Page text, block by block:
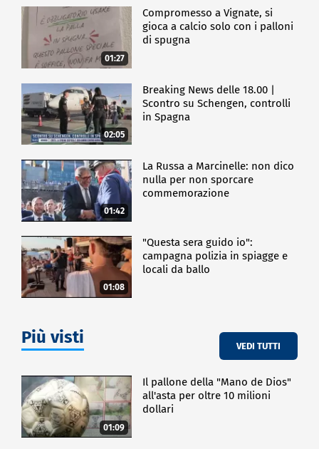
01:27
Compromesso a Vignate, si
gioca a calcio solo con i palloni
di spugna
02:05
Breaking News delle 18.00 |
Scontro su Schengen, controlli
in Spagna
01:42
La Russa a Marcinelle: non dico
nulla per non sporcare
commemorazione
01:08
"Questa sera guido io":
campagna polizia in spiagge e
locali da ballo
Più visti VEDI TUTTI
01:09
Il pallone della "Mano de Dios"
all'asta per oltre 10 milioni
dollari